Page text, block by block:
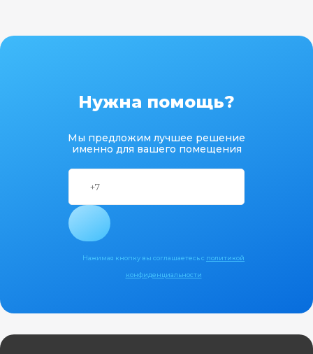
Нужна помощь?
Мы предложим лучшее решение
именно для вашего помещения
Нажимая кнопку вы соглашаетесь с политикой
конфиденциальности